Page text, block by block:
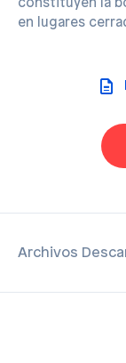
constituyen la
en lugares
Archivos